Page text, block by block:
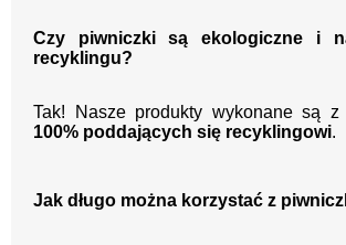
Czy piwniczki są ekologiczne i
recyklingu?
Tak! Nasze produkty wykonane są z
100% poddających się recyklingowi.
Jak długo można korzystać z